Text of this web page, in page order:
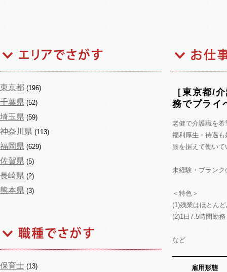
東京都 (196)
千葉県 (52)
埼玉県 (59)
神奈川県 (113)
福岡県 (629)
佐賀県 (5)
長崎県 (2)
熊本県 (3)
保育士 (13)
［東京都/
務でプライ
老健で介護職を
福利厚生・待遇も
腰を据えて働い
未経験・ブラン
＜特色＞
(1)残業はほとん
(2)1日7.5時間勤務
など
雇用形態